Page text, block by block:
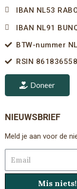
IBAN NL53
IBAN NL91
BTW-nummer
RSIN 861836558
Doneer
NIEUWSBRIEF
Meld je aan voor de
Mis niets!